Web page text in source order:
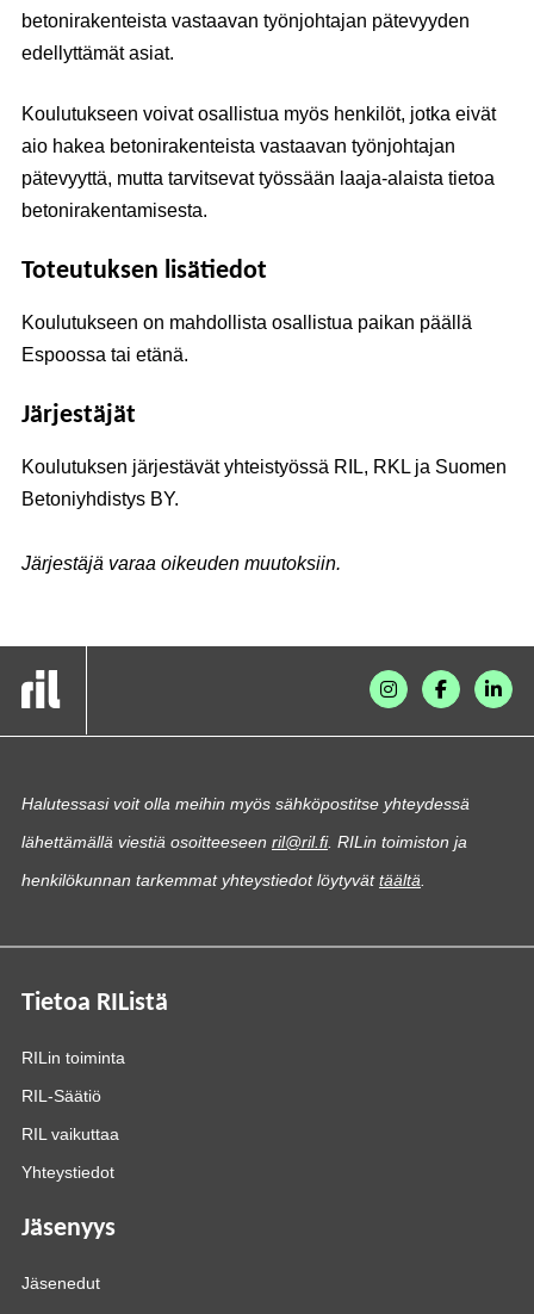
betonirakenteista vastaavan työnjohtajan pätevyyden
edellyttämät asiat.
Koulutukseen voivat osallistua myös henkilöt, jotka eivät
aio hakea betonirakenteista vastaavan työnjohtajan
pätevyyttä, mutta tarvitsevat työssään laaja-alaista tietoa
betonirakentamisesta.
Toteutuksen lisätiedot
Koulutukseen on mahdollista osallistua paikan päällä
Espoossa tai etänä.
Järjestäjät
Koulutuksen järjestävät yhteistyössä RIL, RKL ja Suomen
Betoniyhdistys BY.
Järjestäjä varaa oikeuden muutoksiin.
Halutessasi voit olla meihin myös sähköpostitse yhteydessä
lähettämällä viestiä osoitteeseen ril@ril.fi. RILin toimiston ja
henkilökunnan tarkemmat yhteystiedot löytyvättäältä
Tietoa RIListä
RILin toiminta
RIL-Säätiö
RIL vaikuttaa
Yhteystiedot
Jäsenyys
Jäsenedut